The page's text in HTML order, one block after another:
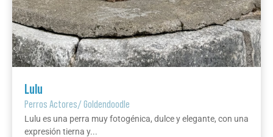
Lulu
Perros Actores/Goldendoodle
Lulu es una perra muy fotogénica, dulce y elegante, con una
expresión tierna y...